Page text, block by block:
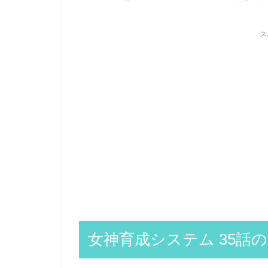
女神育成システム 35話